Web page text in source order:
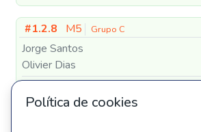
#1.2.8 M5 Grupo C
Jorge Santos
Olivier Dias
Gonçalo Barbosa
Política de cookies